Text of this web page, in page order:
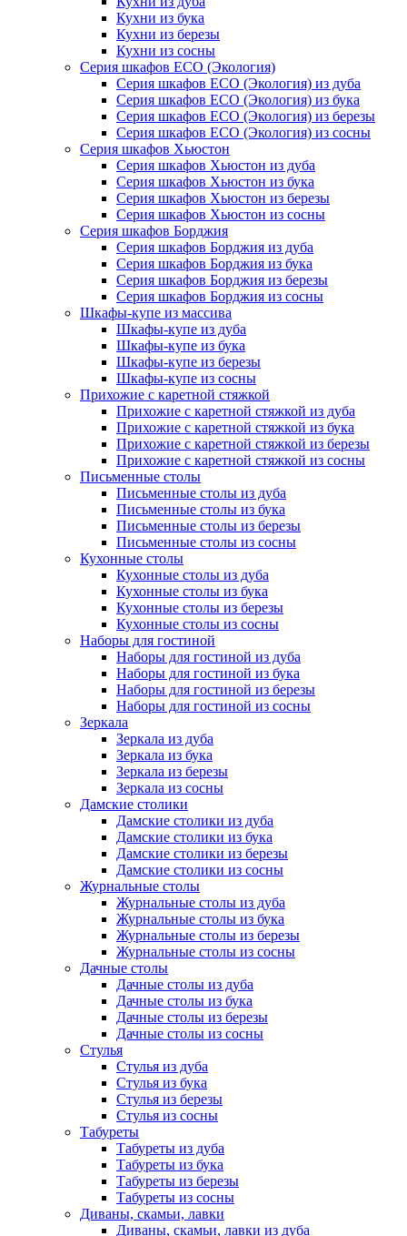
Кухни из бука
Кухни из березы
Кухни из сосны
Серия шкафов ECO (Экология)
Серия шкафов ECO (Экология) из дуба
Серия шкафов ECO (Экология) из бука
Серия шкафов ECO (Экология) из березы
Серия шкафов ECO (Экология) из сосны
Серия шкафов Хьюстон
Серия шкафов Хьюстон из дуба
Серия шкафов Хьюстон из бука
Серия шкафов Хьюстон из березы
Серия шкафов Хьюстон из сосны
Серия шкафов Борджия
Серия шкафов Борджия из дуба
Серия шкафов Борджия из бука
Серия шкафов Борджия из березы
Серия шкафов Борджия из сосны
Шкафы-купе из массива
Шкафы-купе из дуба
Шкафы-купе из бука
Шкафы-купе из березы
Шкафы-купе из сосны
Прихожие с каретной стяжкой
Прихожие с каретной стяжкой из дуба
Прихожие с каретной стяжкой из бука
Прихожие с каретной стяжкой из березы
Прихожие с каретной стяжкой из сосны
Письменные столы
Письменные столы из дуба
Письменные столы из бука
Письменные столы из березы
Письменные столы из сосны
Кухонные столы
Кухонные столы из дуба
Кухонные столы из бука
Кухонные столы из березы
Кухонные столы из сосны
Наборы для гостиной
Наборы для гостиной из дуба
Наборы для гостиной из бука
Наборы для гостиной из березы
Наборы для гостиной из сосны
Зеркала
Зеркала из дуба
Зеркала из бука
Зеркала из березы
Зеркала из сосны
Дамские столики
Дамские столики из дуба
Дамские столики из бука
Дамские столики из березы
Дамские столики из сосны
Журнальные столы
Журнальные столы из дуба
Журнальные столы из бука
Журнальные столы из березы
Журнальные столы из сосны
Дачные столы
Дачные столы из дуба
Дачные столы из бука
Дачные столы из березы
Дачные столы из сосны
Стулья
Стулья из дуба
Стулья из бука
Стулья из березы
Стулья из сосны
Табуреты
Табуреты из дуба
Табуреты из бука
Табуреты из березы
Табуреты из сосны
Диваны, скамьи, лавки
Диваны, скамьи, лавки из дуба